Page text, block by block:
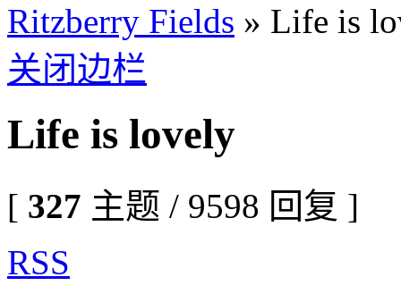
Ritzberry Fields » Life is
关闭边栏
Life is lovely
[ 327 主题 / 9598 回复 ]
RSS